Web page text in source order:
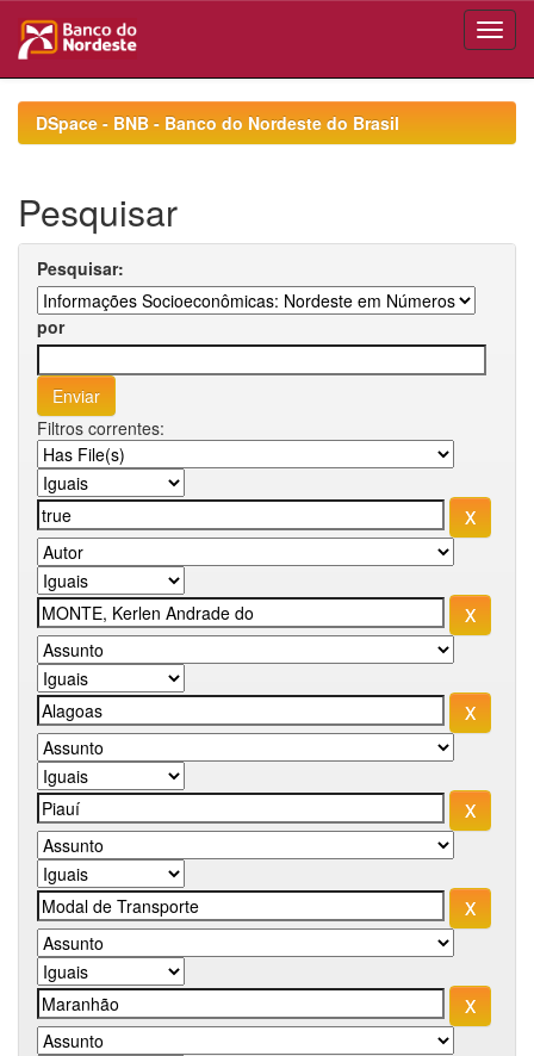
navigationDSpace - BNB - Banco do Nordeste do Brasil
Pesquisar
Pesquisar:
por
Filtros correntes: